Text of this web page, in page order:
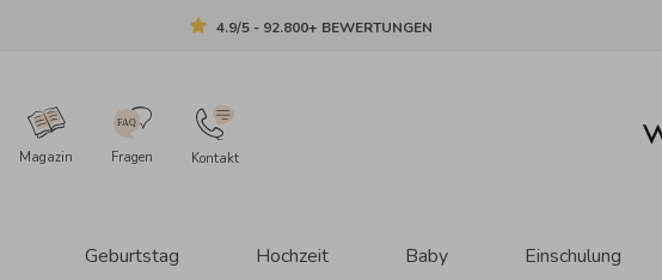
4.9/5 - 92.800+ BEWERTUNGEN
Magazin Fragen Kontakt
Geburtstag Hochzeit Baby Einschulung